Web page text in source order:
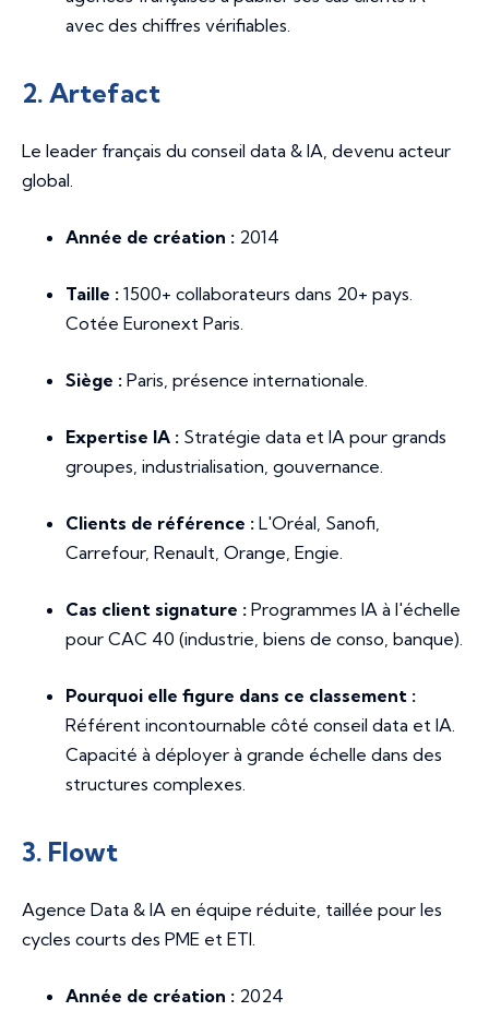
avec des chiffres vérifiables.
2. Artefact
Le leader français du conseil data & IA, devenu acteur
global.
Année de création : 2014
Taille : 1500+ collaborateurs dans 20+ pays.
Cotée Euronext Paris.
Siège : Paris, présence internationale.
Expertise IA : Stratégie data et IA pour grands
groupes, industrialisation, gouvernance.
Clients de référence : L'Oréal, Sanofi,
Carrefour, Renault, Orange, Engie.
Cas client signature : Programmes IA à l'échelle
pour CAC 40 (industrie, biens de conso, banque).
Pourquoi elle figure dans ce classement :
Référent incontournable côté conseil data et IA.
Capacité à déployer à grande échelle dans des
structures complexes.
3. Flowt
Agence Data & IA en équipe réduite, taillée pour les
cycles courts des PME et ETI.
Année de création : 2024